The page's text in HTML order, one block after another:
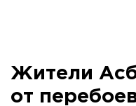
Жители
от